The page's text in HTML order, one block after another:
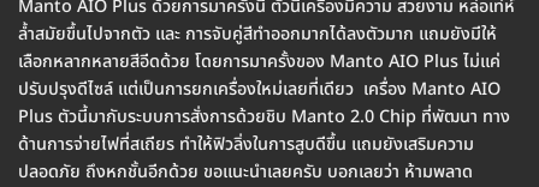
Manto AIO Plus ด้วยการมาครั้งนี้ ตัวนี้เครืองมีความ สวยงาม หล่อเท่ห์
ล้ำสมัยขึ้นไปจากตัว และ การจับคู่สีทำออกมากได้ลงตัวมาก แถมยังมีให้
เลือกหลากหลายสีอีดด้วย โดยการมาครั้งของ Manto AIO Plus ไม่แค่
ปรับปรุงดีไซล์ แต่เป็นการยกเครื่องใหม่เลยที่เดียว เครื่อง Manto AIO
Plus ตัวนี้มากับระบบการสั่งการด้วยชิบ Manto 2.0 Chip ที่พัฒนา ทาง
ด้านการจ่ายไฟที่สเถียร ทำให้ฟิวลิ่งในการสูบดีขึ้น แถมยังเสริมความ
ปลอดภัย ถึงหกชั้นอีกด้วย ขอแนะนำเลยครับ บอกเลยว่า ห้ามพลาด